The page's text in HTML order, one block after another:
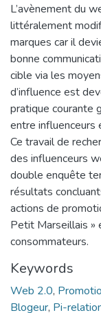
L’avènement du
littéralement
marques car il
bonne
cible via les
d’influence est
pratique courante
entre influenceurs
Ce travail de
des influenceurs
double enquête
résultats
actions de
Petit Marseillais »
consommateurs.
Keywords
Web 2.0,
Blogeur, Pi-